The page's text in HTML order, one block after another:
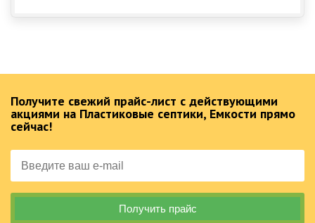
Получите свежий прайс-лист с действующими
акциями на Пластиковые септики, Емкости прямо
сейчас!